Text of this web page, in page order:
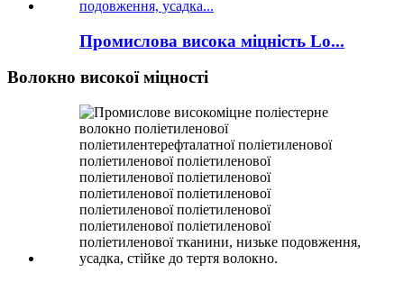
Промислова висока міцність Lo...
Волокно високої міцності